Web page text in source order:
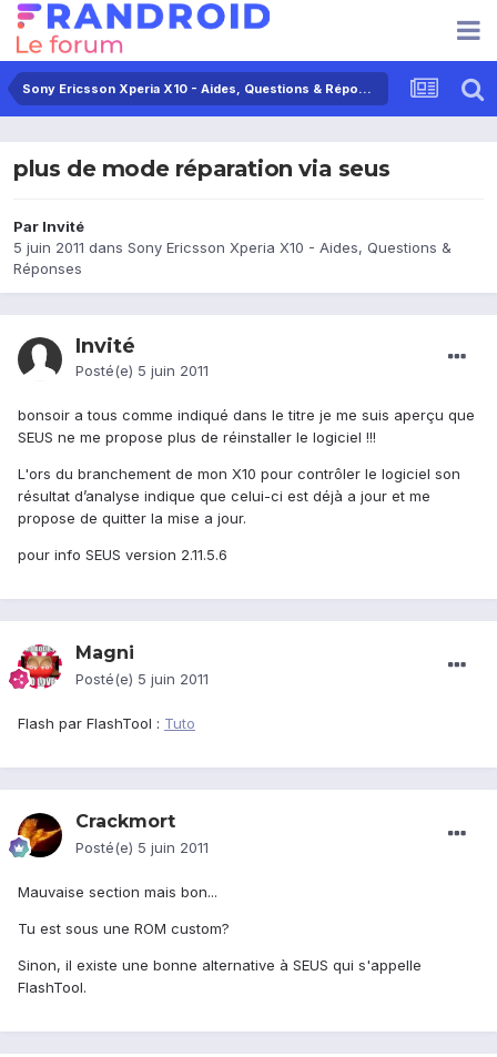
Sony Ericsson Xperia X10 - Aides, Questions & Réponses
plus de mode réparation via seus
Par Invité
5 juin 2011 dans Sony Ericsson Xperia X10 - Aides, Questions &
Réponses
Invité
Posté(e) 5 juin 2011
bonsoir a tous comme indiqué dans le titre je me suis aperçu que
SEUS ne me propose plus de réinstaller le logiciel !!!
L'ors du branchement de mon X10 pour contrôler le logiciel son
résultat d’analyse indique que celui-ci est déjà a jour et me
propose de quitter la mise a jour.
pour info SEUS version 2.11.5.6
Magni
Posté(e) 5 juin 2011
Flash par FlashTool : Tuto
Crackmort
Posté(e) 5 juin 2011
Mauvaise section mais bon...
Tu est sous une ROM custom?
Sinon, il existe une bonne alternative à SEUS qui s'appelle
FlashTool.